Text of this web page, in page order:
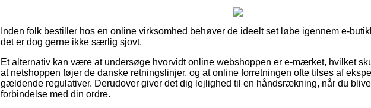
Inden folk bestiller hos en online virksomhed behøver de ideelt set løbe igennem e-
det er dog gerne ikke særlig sjovt.
Et alternativ kan være at undersøge hvorvidt online webshoppen er e-mærket, hvilket
at netshoppen føjer de danske retningslinjer, og at online forretningen ofte tilses af
gældende regulativer. Derudover giver det dig lejlighed til en håndsrækning, når du
forbindelse med din ordre.